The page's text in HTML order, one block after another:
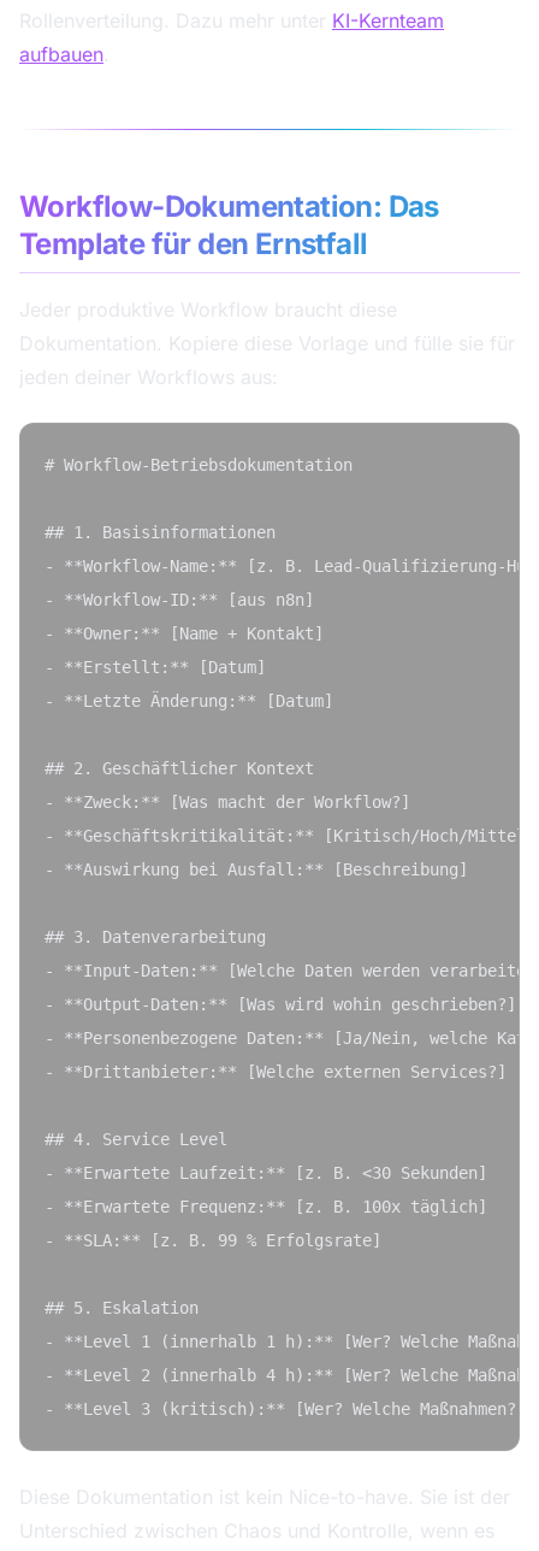
Rollenverteilung. Dazu mehr unter KI-Kernteam
aufbauen.
Workflow-Dokumentation: Das
Template für den Ernstfall
Jeder produktive Workflow braucht diese
Dokumentation. Kopiere diese Vorlage und fülle sie für
jeden deiner Workflows aus:
# Workflow-Betriebsdokumentation
## 1. Basisinformationen
- **Workflow-Name:** [z. B. Lead-Qualifizierung-
- **Workflow-ID:** [aus n8n]
- **Owner:** [Name + Kontakt]
- **Erstellt:** [Datum]
- **Letzte Änderung:** [Datum]
## 2. Geschäftlicher Kontext
- **Zweck:** [Was macht der Workflow?]
- **Geschäftskritikalität:** [Kritisch/Hoch/Mittel/
- **Auswirkung bei Ausfall:** [Beschreibung]
## 3. Datenverarbeitung
- **Input-Daten:** [Welche Daten werden
- **Output-Daten:** [Was wird wohin geschrieben?]
- **Personenbezogene Daten:** [Ja/Nein, welche
- **Drittanbieter:** [Welche externen Services?]
## 4. Service Level
- **Erwartete Laufzeit:** [z. B. <30 Sekunden]
- **Erwartete Frequenz:** [z. B. 100x täglich]
- **SLA:** [z. B. 99 % Erfolgsrate]
## 5. Eskalation
- **Level 1 (innerhalb 1 h):** [Wer? Welche
- **Level 2 (innerhalb 4 h):** [Wer? Welche
Diese Dokumentation ist kein Nice-to-have. Sie ist der
Unterschied zwischen Chaos und Kontrolle, wenn es